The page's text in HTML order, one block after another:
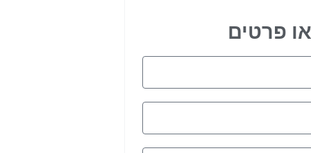
פרטים